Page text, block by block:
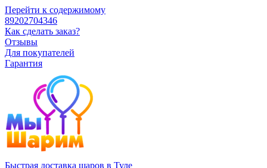
Перейти к содержимому
89202704346
Как сделать заказ?
Отзывы
Для покупателей
Гарантия
Быстрая доставка шаров в Туле